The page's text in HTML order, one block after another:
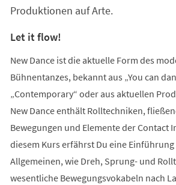
Produktionen auf Arte.
Let it flow!
New Dance ist die aktuelle Form des
Bühnentanzes, bekannt aus „You can
„Contemporary“ oder aus aktuellen
New Dance enthält Rolltechniken,
Bewegungen und Elemente der Contact
diesem Kurs erfährst Du eine Einführung
Allgemeinen, wie Dreh, Sprung- und
wesentliche Bewegungsvokabeln nach